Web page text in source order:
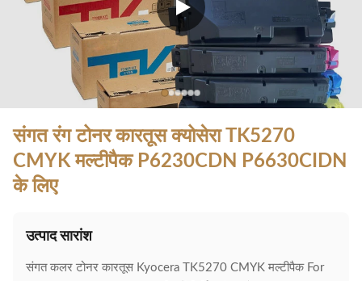
संगत रंग टोनर कारतूस क्योसेरा TK5270
CMYK मल्टीपैक P6230CDN P6630CIDN
के लिए
उत्पाद सारांश
संगत कलर टोनर कारतूस Kyocera TK5270 CMYK मल्टीपैक For